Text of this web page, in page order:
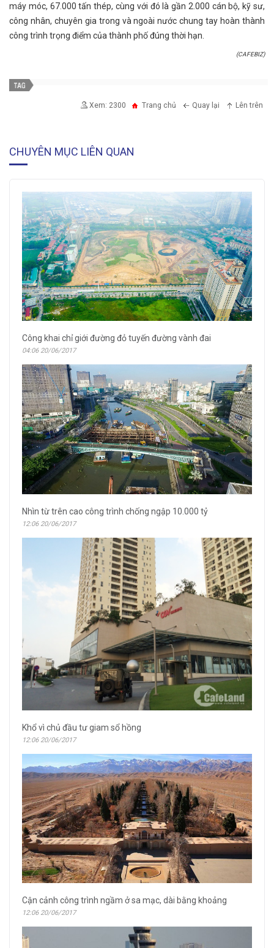
máy móc, 67.000 tấn thép, cùng với đó là gần 2.000 cán bộ, kỹ sư,
công nhân, chuyên gia trong và ngoài nước chung tay hoàn thành
công trình trọng điểm của thành phố đúng thời hạn.
(CAFEBIZ)
Xem: 2300 Trang chủ Quay lại Lên trên
CHUYÊN MỤC LIÊN QUAN
Công khai chỉ giới đường đỏ tuyến đường vành đai
04:06 20/06/2017
Nhìn từ trên cao công trình chống ngập 10.000 tỷ
12:06 20/06/2017
Khổ vì chủ đầu tư giam sổ hồng
12:06 20/06/2017
Cận cảnh công trình ngầm ở sa mạc, dài bằng khoảng
12:06 20/06/2017